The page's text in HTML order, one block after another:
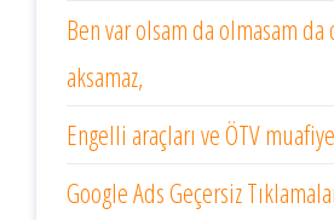
Ben var olsam da olmasam da
aksamaz,
Engelli araçları ve ÖTV
Google Ads Geçersiz